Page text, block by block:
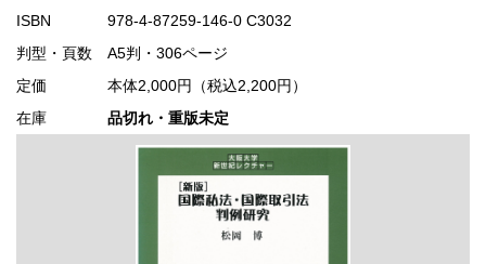
ISBN
978-4-87259-146-0 C3032
判型・頁数 A5判・306ページ
定価
本体2,000円（税込2,200円）
在庫
品切れ・重版未定